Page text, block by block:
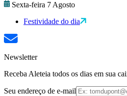
Sexta-feira 7 Agosto
Festividade do dia
Newsletter
Receba Aleteia todos os dias em sua
Seu endereço de e-mail